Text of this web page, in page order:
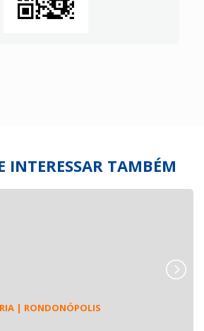
INTERESSAR TAMBÉM
| RONDONÓPOLIS